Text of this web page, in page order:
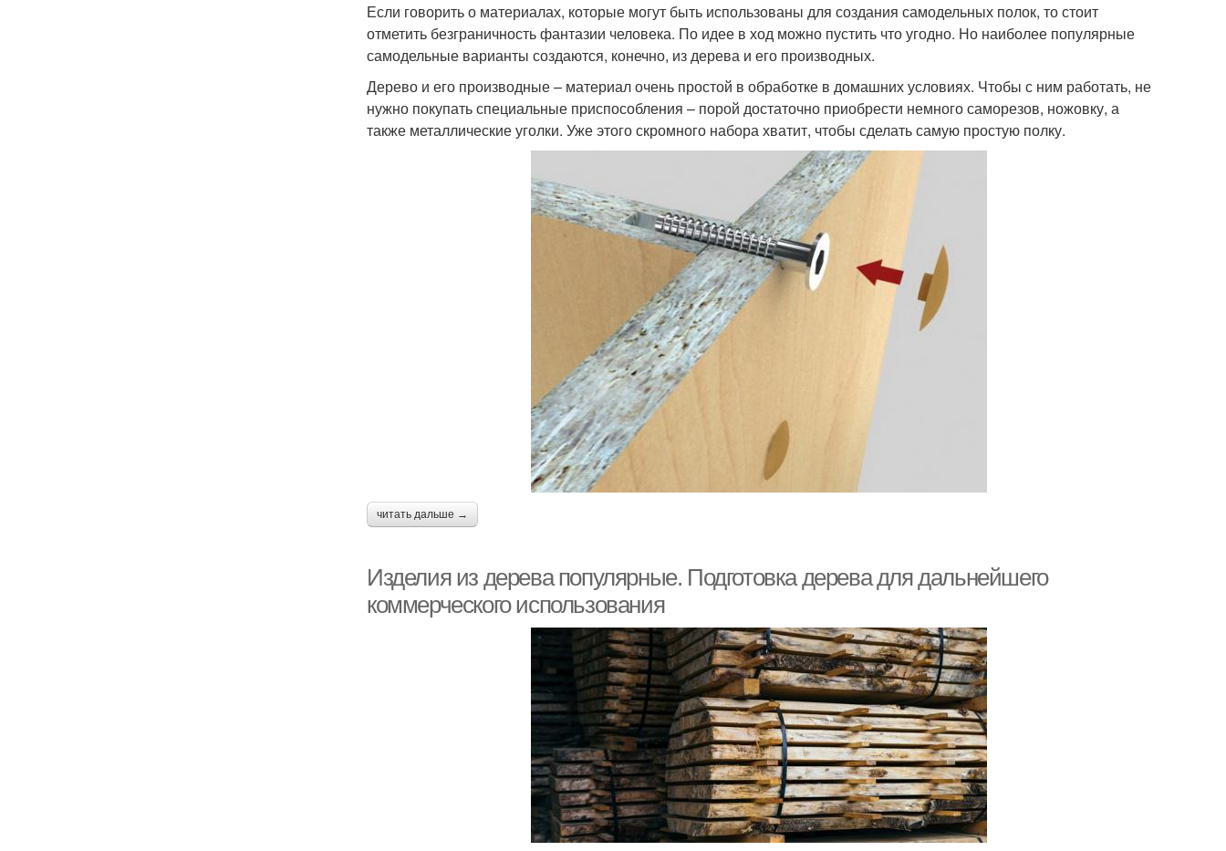
Если говорить о материалах, которые могут быть использованы для создания самодельных полок, то стоит
отметить безграничность фантазии человека. По идее в ход можно пустить что угодно. Но наиболее популярные
самодельные варианты создаются, конечно, из дерева и его производных.
Дерево и его производные – материал очень простой в обработке в домашних условиях. Чтобы с ним работать, не
нужно покупать специальные приспособления – порой достаточно приобрести немного саморезов, ножовку, а
также металлические уголки. Уже этого скромного набора хватит, чтобы сделать самую простую полку.
читать дальше →
Изделия из дерева популярные. Подготовка дерева для дальнейшего
коммерческого использования